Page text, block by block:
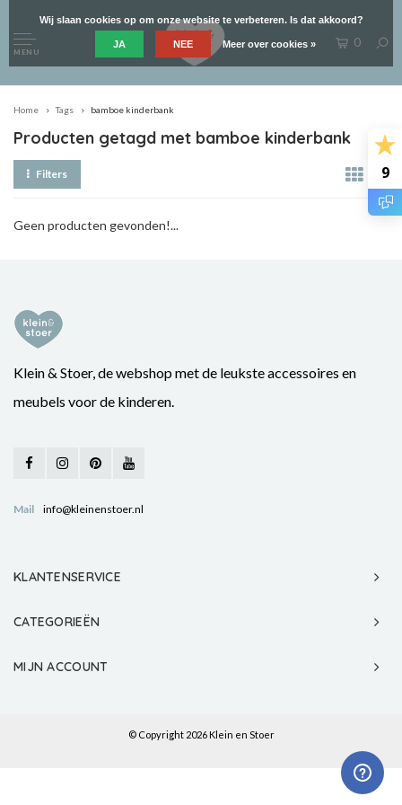
9
MENU
0
Home Tags bamboe kinderbank
Producten getagd met bamboe kinderbank
Filters
Geen producten gevonden!...
Klein & Stoer, de webshop met de leukste accessoires en
meubels voor de kinderen.
Mail info@kleinenstoer.nl
KLANTENSERVICE
CATEGORIEËN
MIJN ACCOUNT
© Copyright 2026 Klein en Stoer
Wij slaan cookies op om onze website te verbeteren. Is dat akkoord?
JA NEE Meer over cookies »